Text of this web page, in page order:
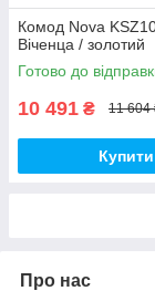
Комод Nova
Віченца / золотий
Готово до
10 491 ₴ 11 604
Купити
Про нас